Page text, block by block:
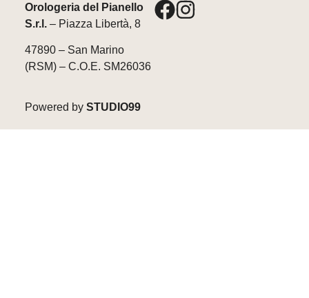
Orologeria del Pianello
S.r.l.– Piazza Libertà, 8
47890 – San Marino
(RSM) – C.O.E. SM26036
Powered by STUDIO99